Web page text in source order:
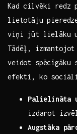
Kad‌ cilvēki redz
lietotāju
viņi jūt lielāku
Tādēļ, izmantojot
veidot
efekti, ko
Palielināta
izdarot
Augstāka